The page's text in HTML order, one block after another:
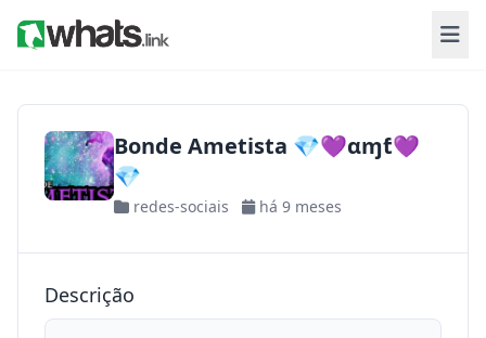
Bonde Ametista 💎💜αɱƭ💜
💎
redes-sociais há 9 meses
Descrição